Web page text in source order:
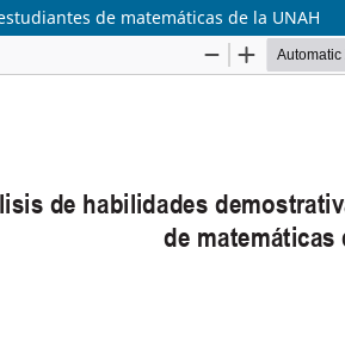
de matemáticas de la UNAH